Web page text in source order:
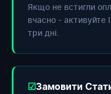
Якщо не встигли
вчасно - активуйте
три дні.
Замовити